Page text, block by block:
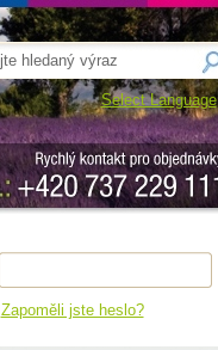
Select Language
Zapoměli jste heslo?